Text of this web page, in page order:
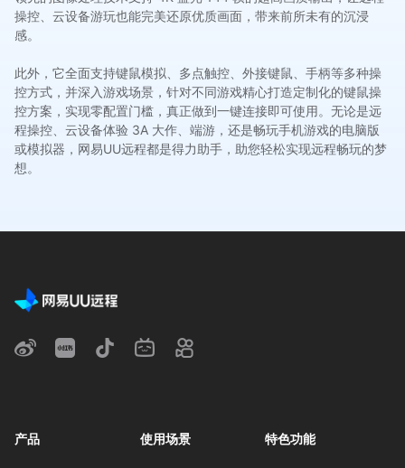
操控、云设备游玩也能完美还原优质画面，带来前所未有的沉浸
感。
此外，它全面支持键鼠模拟、多点触控、外接键鼠、手柄等多种操
控方式，并深入游戏场景，针对不同游戏精心打造定制化的键鼠操
控方案，实现零配置门槛，真正做到一键连接即可使用。无论是远
程操控、云设备体验 3A 大作、端游，还是畅玩手机游戏的电脑版
或模拟器，网易UU远程都是得力助手，助您轻松实现远程畅玩的梦
想。
产品 使用场景 特色功能